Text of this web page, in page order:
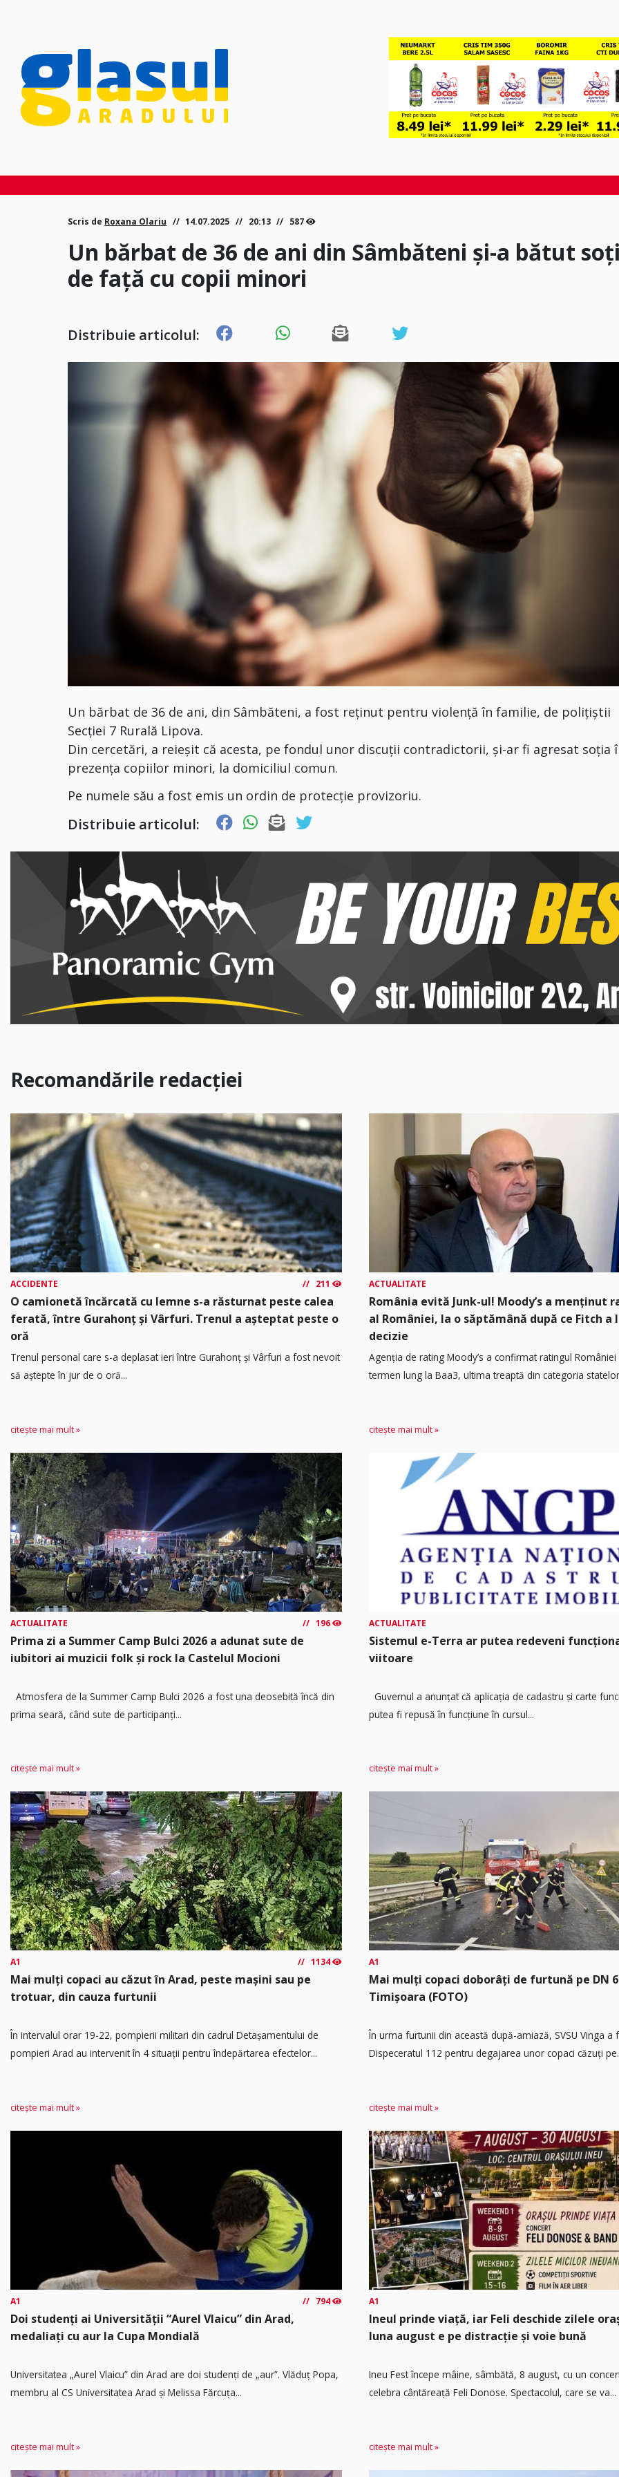
Scris de Roxana Olariu 14.07.2025 20:13 587
Un bărbat de 36 de ani din Sâmbăteni și-a bătut
de față cu copii minori
Distribuie articolul:
Un bărbat de 36 de ani, din Sâmbăteni, a fost reținut pentru violență în familie, de polițiștii
Secției 7 Rurală Lipova.
Din cercetări, a reieșit că acesta, pe fondul unor discuții contradictorii, și-ar fi agresat soția
prezența copiilor minori, la domiciliul comun.
Pe numele său a fost emis un ordin de protecție provizoriu.
Distribuie articolul:
Recomandările redacției
ACCIDENTE 211
O camionetă încărcată cu lemne s-a răsturnat peste calea
ferată, între Gurahonț și Vârfuri. Trenul a așteptat peste o
oră
Trenul personal care s-a deplasat ieri între Gurahonț și Vârfuri a fost nevoit
să aștepte în jur de o oră...
citește mai mult »
ACTUALITATE
România evită Junk-ul! Moody’s a menținut
al României, la o săptămână după ce Fitch a
decizie
Agenția de rating Moody’s a confirmat ratingul
termen lung la Baa3, ultima treaptă din categoria
citește mai mult »
ACTUALITATE 196
Prima zi a Summer Camp Bulci 2026 a adunat sute de
iubitori ai muzicii folk și rock la Castelul Mocioni
Atmosfera de la Summer Camp Bulci 2026 a fost una deosebită încă din
prima seară, când sute de participanți...
citește mai mult »
ACTUALITATE
Sistemul e-Terra ar putea redeveni
viitoare
Guvernul a anunțat că aplicația de cadastru și carte
putea fi repusă în funcțiune în cursul...
citește mai mult »
A1 1134
Mai mulți copaci au căzut în Arad, peste mașini sau pe
trotuar, din cauza furtunii
În intervalul orar 19-22, pompierii militari din cadrul Detașamentului de
pompieri Arad au intervenit în 4 situații pentru îndepărtarea efectelor...
citește mai mult »
A1
Mai mulți copaci doborâți de furtună pe DN
Timișoara (FOTO)
În urma furtunii din această după-amiază, SVSU Vinga a
Dispeceratul 112 pentru degajarea unor copaci căzuți
citește mai mult »
A1 794
Doi studenți ai Universității “Aurel Vlaicu” din Arad,
medaliați cu aur la Cupa Mondială
Universitatea „Aurel Vlaicu” din Arad are doi studenți de „aur”. Vlăduț Popa,
membru al CS Universitatea Arad și Melissa Fărcuța...
citește mai mult »
A1
Ineul prinde viață, iar Feli deschide zilele
luna august e pe distracție și voie bună
Ineu Fest începe mâine, sâmbătă, 8 august, cu un
celebra cântăreață Feli Donose. Spectacolul, care se va...
citește mai mult »